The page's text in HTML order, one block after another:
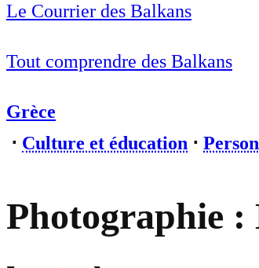
Le Courrier des Balkans
Tout comprendre des Balkans
Grèce
⋅ Culture et éducation ⋅
Photographie :